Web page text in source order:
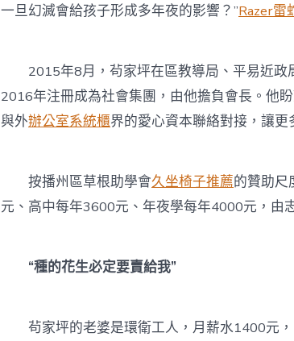
一旦幻滅會給孩子形成多年夜的影響？”Razer雷
2015年8月，茍家坪在區教導局、平易近政
2016年注冊成為社會集團，由他擔負會長。他
與外辦公室系統櫃界的愛心資本聯絡對接，讓更
按播州區草根助學會久坐椅子推薦的贊助尺
元、高中每年3600元、年夜學每年4000元，由
“種的花生必定要賣給我”
茍家坪的老婆是環衛工人，月薪水1400元，